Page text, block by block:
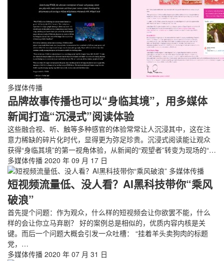
多媒体传播
品牌故事传播也可以“身临其境”，用多媒体
新闻打造“沉浸式”阅读体验
这些融合视、听、触等多种感官的体验常常让人沉浸其中，这在注
意力稀缺的碎片化时代，显得更为弥足珍贵。沉浸式阅读能让观众
获得“身临其境”的第一视角体验，从新闻的“观望者”转变为现场的“…
多媒体传播 2020 年 09 月 17 日
多媒体传播
短视频流量低、没人看？AI黑科技带你“乘风
破浪”
首先提个问题：作为观众，什么样的短视频会让你欲罢不能，什么
样的会让你立马弃剧？ 好的案例总是相似的，优质内容内核是关
键。而后一个问题大概会引发一众吐槽： “挂着羊头卖狗肉的标题
党，…
多媒体传播 2020 年 07 月 31 日